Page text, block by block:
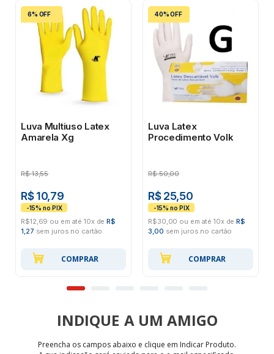
6% OFF
Luva Multiuso Latex
Amarela Xg
R$ 13,55
R$ 10,79
R$12,69 ou em até 10x deR$
1,27 sem juros no cartão
COMPRAR
40% OFF
Luva Latex
Procedimento Volk
R$ 50,00
R$ 25,50
R$30,00 ou em até 10x deR$
3,00 sem juros no cartão
COMPRAR
INDIQUE
Preencha os campos abaixo e clique em Indicar Produto.